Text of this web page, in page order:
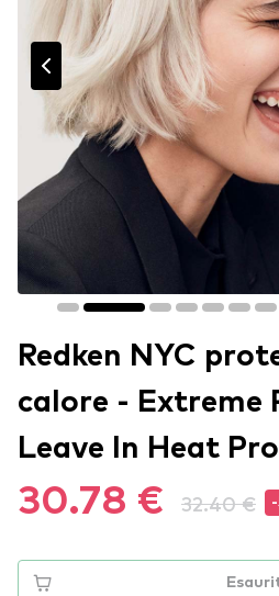
Redken NYC
calore - Extreme
Leave In Heat
30.78 € 32.40 €